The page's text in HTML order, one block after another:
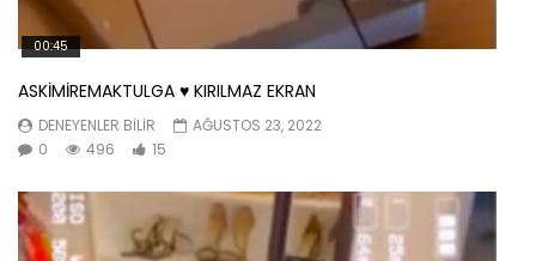
00:45
ASKİMİREMAKTULGA ♥️ KIRILMAZ EKRAN
DENEYENLER BILIR
AĞUSTOS 23, 2022
0
496 15